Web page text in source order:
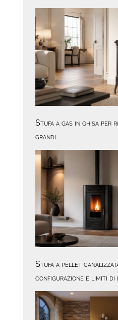
Stufa a gas in ghisa per
grandi
Stufa a pellet
configurazione e limiti di